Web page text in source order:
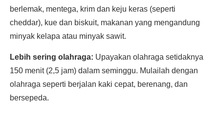
berlemak, mentega, krim dan keju keras (seperti
cheddar), kue dan biskuit, makanan yang mengandung
minyak kelapa atau minyak sawit.
Lebih sering olahraga: Upayakan olahraga setidaknya
150 menit (2,5 jam) dalam seminggu. Mulailah dengan
olahraga seperti berjalan kaki cepat, berenang, dan
bersepeda.